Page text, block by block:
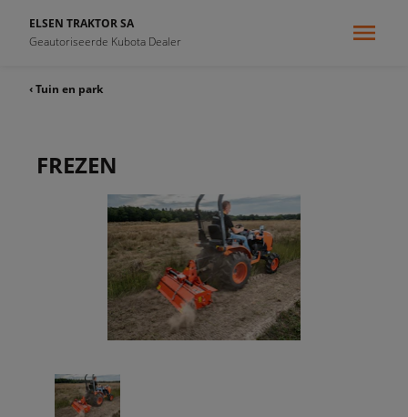
ELSEN TRAKTOR SA
Geautoriseerde Kubota Dealer
‹ Tuin en park
FREZEN